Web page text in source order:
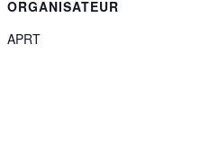
ORGANISATEUR
APRT